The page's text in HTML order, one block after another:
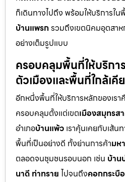
ก็เดินทางไปถึง พร้อมให้บริการใน
บ้านแพรกรวมถึงเขตนิคมอุตสา
อย่างเต็มรูปแบบ
ครอบคลุมพื้นที่ให้บริกา
ตัวเมืองและพื้นที่ใกล้เคี
อีกหนึ่งพื้นที่ให้บริการหลักของเรา
ครอบคลุมตั้งแต่เขตเมืองสมุทรส
อำเภอบ้านแพ้ว เราคุ้นเคยกับเส้น
พื้นที่เป็นอย่างดี ทั้งย่านการค้ามห
ตลอดจนชุมชนรอบนอก เช่น บ้าน
นาดี ท่าทราย ไปจนถึงคอกกระบื